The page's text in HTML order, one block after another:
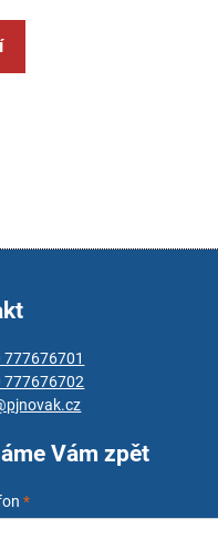
777676701
777676702
Vám zpět
*